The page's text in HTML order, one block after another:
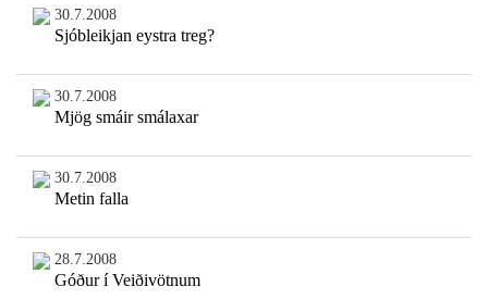
30.7.2008
Sjóbleikjan eystra treg?
30.7.2008
Mjög smáir smálaxar
30.7.2008
Metin falla
28.7.2008
Góður í Veiðivötnum